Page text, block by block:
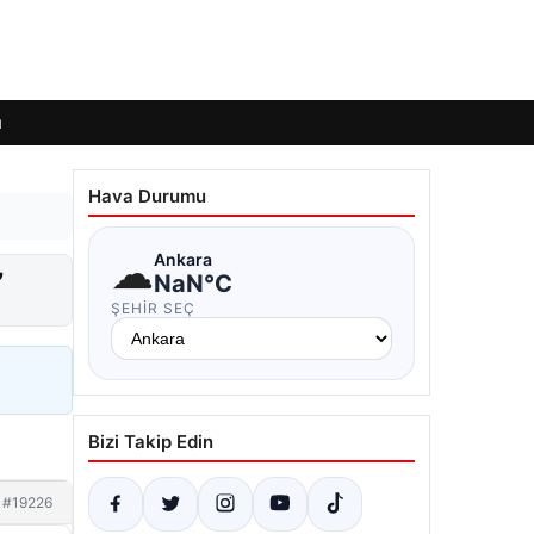
#19226
Hava Durumu
☁Ankara
NaN°C
ŞEHIR SEÇ
Bizi Takip Edin